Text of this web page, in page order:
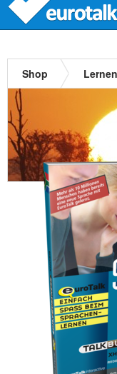
Shop